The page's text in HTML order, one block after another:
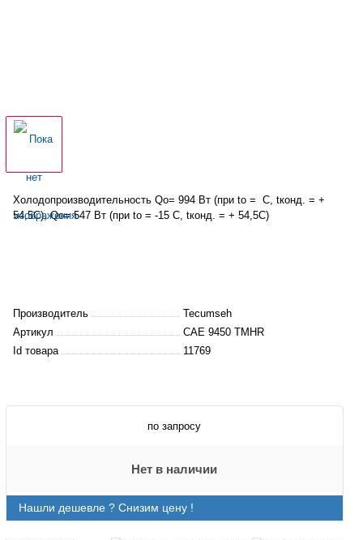
ХолодопроизводительностьQo= 994 Вт (при to = С, tконд. = +
54,5С), Qo= 547 Вт (при to = -15 С, tконд. = + 54,5С)
Производитель
Tecumseh
Артикул
CAE 9450 TMHR
Id товара
11769
по запросу
Нет в наличии
Нашли дешевле ? Снизим цену !